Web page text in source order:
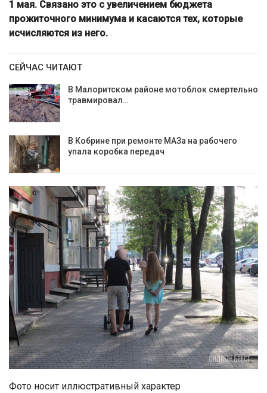
1 мая. Связано это с увеличением бюджета
прожиточного минимума и касаются тех, которые
исчисляются из него.
СЕЙЧАС ЧИТАЮТ
В Малоритском районе мотоблок смертельно
травмировал…
В Кобрине при ремонте МАЗа на рабочего
упала коробка передач
Фото носит иллюстративный характер